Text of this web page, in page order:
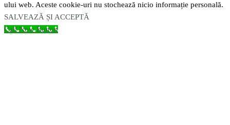
ului web. Aceste cookie-uri nu stochează nicio informație personală.
SALVEAZĂ ȘI ACCEPTĂ
Call Now Button